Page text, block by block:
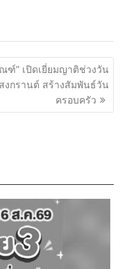
ฑ์” เปิดเยี่ยมญาติช่วงวัน
งกรานต์ สร้างสัมพันธ์วัน
ครอบครัว